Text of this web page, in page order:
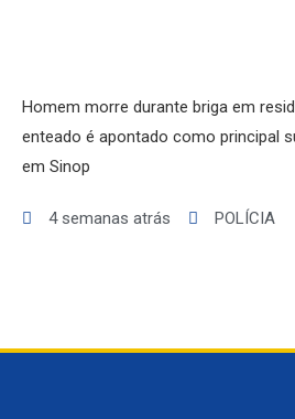
Homem morre durante briga em
enteado é apontado como principal
em Sinop
4 semanas atrás POLÍCIA